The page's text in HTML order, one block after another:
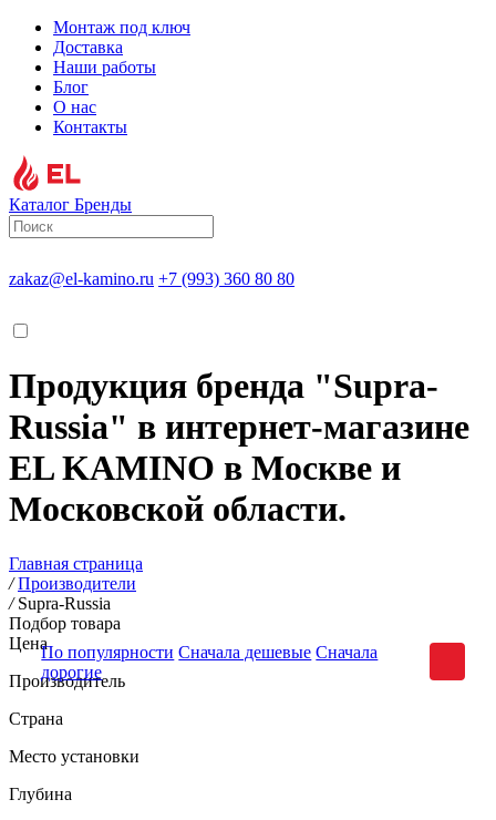
Монтаж под ключ
Доставка
Наши работы
Блог
О нас
Контакты
Каталог Бренды
zakaz@el-kamino.ru +7 (993) 360 80 80
Продукция бренда "Supra-
Russia" в интернет-магазине
EL KAMINO в Москве и
Московской области.
Главная страница
/ Производители
/ Supra-Russia
Подбор товара
Цена
Производитель
Страна
Место установки
Глубина
По популярности Сначала дешевые Сначала
дорогие